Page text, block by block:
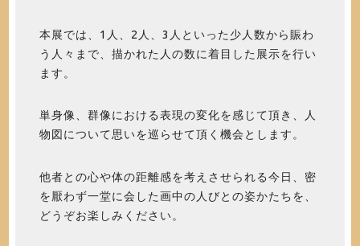
本展では、1人、2人、3人といった少人数から賑わ
う人々まで、描かれた人の数に着目した展示を行い
ます。
単身像、群像における表現の変化を感じて頂き、人
物図について思いを巡らせて頂く機会とします。
他者との心や体の距離感を考えさせられる今日、密
を厭わず一堂に会した画中の人びとの姿かたちを、
どうぞお楽しみください。